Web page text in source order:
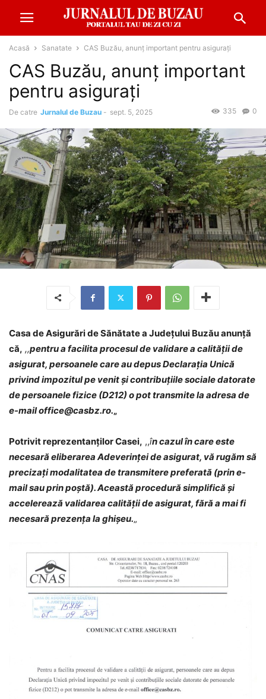
Acasă Sanatate CAS Buzău, anunț important pentru asigurați
CAS Buzău, anunț important
pentru asigurați
De catre Jurnalul de Buzau - sept. 5, 2025 0
335
Casa de Asigurări de Sănătate a Județului Buzău anunță
că, ,,pentru a facilita procesul de validare a calității de
asigurat, persoanele care au depus Declarația Unică
privind impozitul pe venit și contribuțiile sociale datorate
de persoanele fizice (D212) o pot transmite la adresa de
e-mail office@casbz.ro.„
Potrivit reprezentanților Casei, ,,în cazul în care este
necesară eliberarea Adeverinței de asigurat, vă rugăm să
precizați modalitatea de transmitere preferată (prin e-
mail sau prin poştă).Această procedură simplifică şi
accelerează validarea calității de asigurat, fără a mai fi
necesară prezența la ghişeu.„